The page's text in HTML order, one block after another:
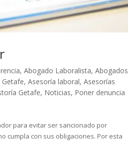
,Abogado Laboralista,Abogados
Getafe,Asesoría laboral,Asesorías
Getafe, Noticias, Poner denuncia
para evitar ser sancionado por
cumpla con sus obligaciones. Por esta